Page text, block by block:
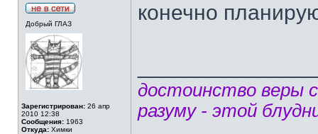
Добрый ГЛАЗ
Зарегистрирован: 26 апр
2010 12:38
Сообщения: 1963
Откуда: Химки
конечно
достоинство веры
разуму - этой